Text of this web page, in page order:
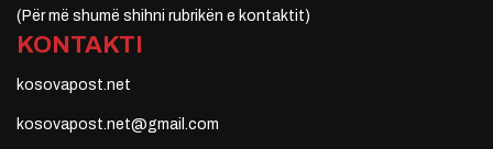
(Për më shumë shihni rubrikën e kontaktit)
KONTAKTI
kosovapost.net
kosovapost.net@gmail.com